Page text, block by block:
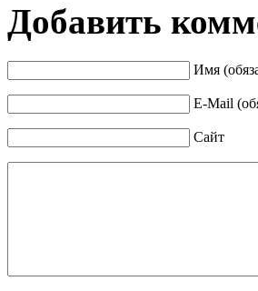
Добавить
Имя
E-Mail
Сайт